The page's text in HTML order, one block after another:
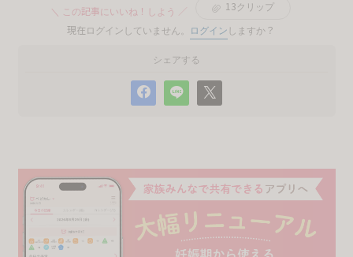
＼ この記事にいいね！しよう ／ 13 クリップ
現在ログインしていません。 ログイン しますか？
シェアする